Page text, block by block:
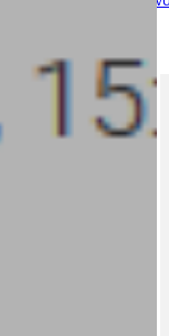
OSOBNOST